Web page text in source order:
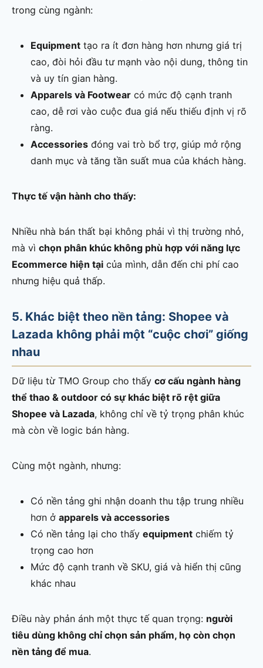
trong cùng ngành:
Equipment tạo ra ít đơn hàng hơn nhưng giá trị
cao, đòi hỏi đầu tư mạnh vào nội dung, thông tin
và uy tín gian hàng.
Apparels và Footwear có mức độ cạnh tranh
cao, dễ rơi vào cuộc đua giá nếu thiếu định vị rõ
ràng.
Accessories đóng vai trò bổ trợ, giúp mở rộng
danh mục và tăng tần suất mua của khách hàng.
Thực tế vận hành cho thấy:
Nhiều nhà bán thất bại không phải vì thị trường nhỏ,
mà vì chọn phân khúc không phù hợp với năng lực
Ecommerce hiện tại của mình, dẫn đến chi phí cao
nhưng hiệu quả thấp.
5. Khác biệt theo nền tảng: Shopee và
Lazada không phải một “cuộc chơi” giống
nhau
Dữ liệu từ TMO Group cho thấy cơ cấu ngành hàng
thể thao & outdoor có sự khác biệt rõ rệt giữa
Shopee và Lazada, không chỉ về tỷ trọng phân khúc
mà còn về logic bán hàng.
Cùng một ngành, nhưng:
Có nền tảng ghi nhận doanh thu tập trung nhiều
hơn ở apparels và accessories
Có nền tảng lại cho thấy equipment chiếm tỷ
trọng cao hơn
Mức độ cạnh tranh về SKU, giá và hiển thị cũng
khác nhau
Điều này phản ánh một thực tế quan trọng: người
tiêu dùng không chỉ chọn sản phẩm, họ còn chọn
nền tảng để mua.